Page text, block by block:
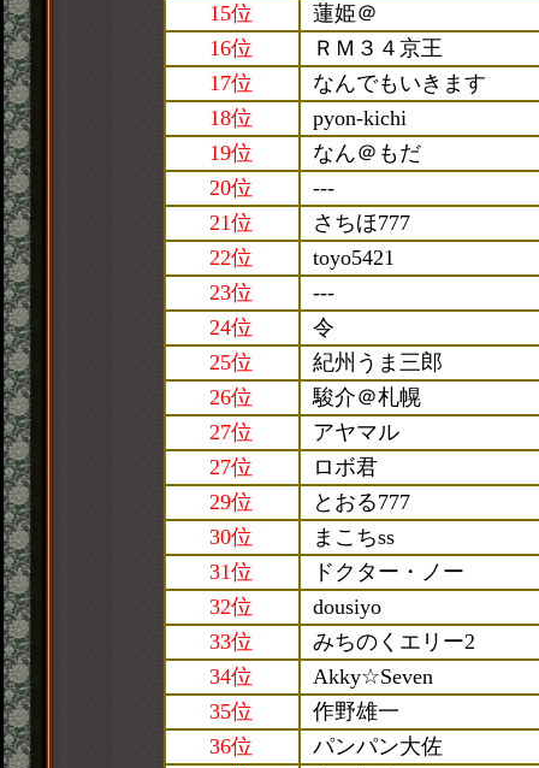
15位
蓮姫＠
16位
ＲＭ３４京王
17位
なんでもいきます
18位
pyon-kichi
19位
なん＠もだ
20位
---
21位
さちほ777
22位
toyo5421
23位
---
24位
令
25位
紀州うま三郎
26位
駿介＠札幌
27位
アヤマル
27位
ロボ君
29位
とおる777
30位
まこちss
31位
ドクター・ノー
32位
dousiyo
33位
みちのくエリー2
34位
Akky☆Seven
35位
作野雄一
36位
パンパン大佐